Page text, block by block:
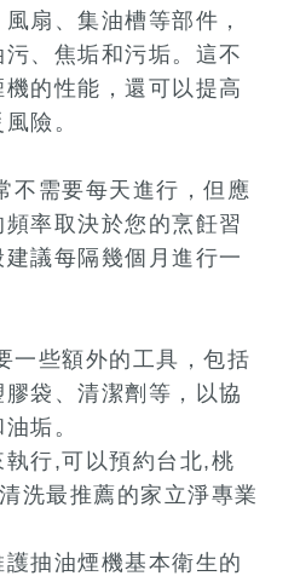
扇、集油槽等部件，
、焦垢和污垢。這不
的性能，還可以提高
險。
不需要每天進行，但應
率取決於您的烹飪習
議每隔幾個月進行一
一些額外的工具，包括
袋、清潔劑等，以協
垢。
行,可以預約台北,桃
洗最推薦的家立淨專業
抽油煙機基本衛生的